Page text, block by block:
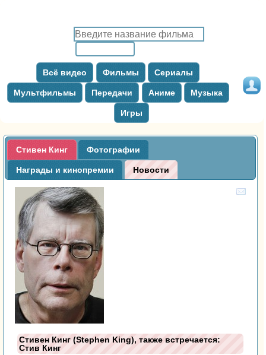
Всё видео Фильмы Сериалы
Мультфильмы Передачи Аниме Музыка
Игры
Стивен Кинг Фотографии
Награды и кинопремии Новости
Стивен Кинг (Stephen King), также встречается:
Стив Кинг